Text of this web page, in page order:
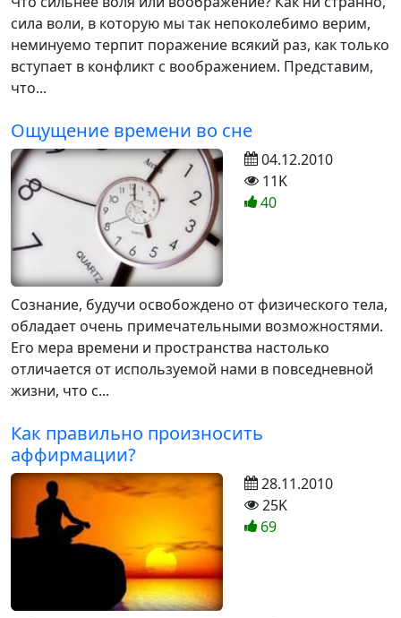
сила воли, в которую мы так непоколебимо верим,
неминуемо терпит поражение всякий раз, как только
вступает в конфликт с воображением. Представим,
что...
Ощущение времени во сне
Сознание, будучи освобождено от физического тела,
обладает очень примечательными возможностями.
Его мера времени и пространства настолько
отличается от используемой нами в повседневной
жизни, что с...
04.12.2010
11K
40
Как правильно произносить
аффирмации?
28.11.2010
25K
69